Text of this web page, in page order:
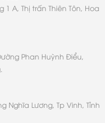
1 A, Thị trấn Thiên Tôn, Hoa
Phan Huỳnh Điểu,
Nghĩa Lương, Tp Vinh, Tỉnh